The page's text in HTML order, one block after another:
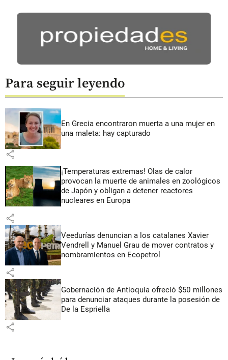
Para seguir leyendo
En Grecia encontraron muerta a una mujer en
una maleta: hay capturado
share
¡Temperaturas extremas! Olas de calor
provocan la muerte de animales en zoológicos
de Japón y obligan a detener reactores
nucleares en Europa
share
Veedurías denuncian a los catalanes Xavier
Vendrell y Manuel Grau de mover contratos y
nombramientos en Ecopetrol
share
Gobernación de Antioquia ofreció $50 millones
para denunciar ataques durante la posesión de
De la Espriella
share